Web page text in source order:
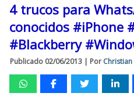
4 trucos para
conocidos #iPhone
#Blackberry
Publicado 02/06/2013 | Por